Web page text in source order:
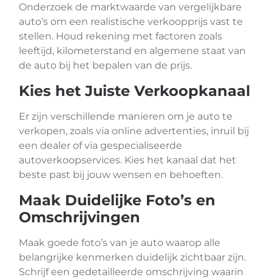
Onderzoek de marktwaarde van vergelijkbare
auto’s om een realistische verkoopprijs vast te
stellen. Houd rekening met factoren zoals
leeftijd, kilometerstand en algemene staat van
de auto bij het bepalen van de prijs.
Kies het Juiste Verkoopkanaal
Er zijn verschillende manieren om je auto te
verkopen, zoals via online advertenties, inruil bij
een dealer of via gespecialiseerde
autoverkoopservices. Kies het kanaal dat het
beste past bij jouw wensen en behoeften.
Maak Duidelijke Foto’s en
Omschrijvingen
Maak goede foto’s van je auto waarop alle
belangrijke kenmerken duidelijk zichtbaar zijn.
Schrijf een gedetailleerde omschrijving waarin